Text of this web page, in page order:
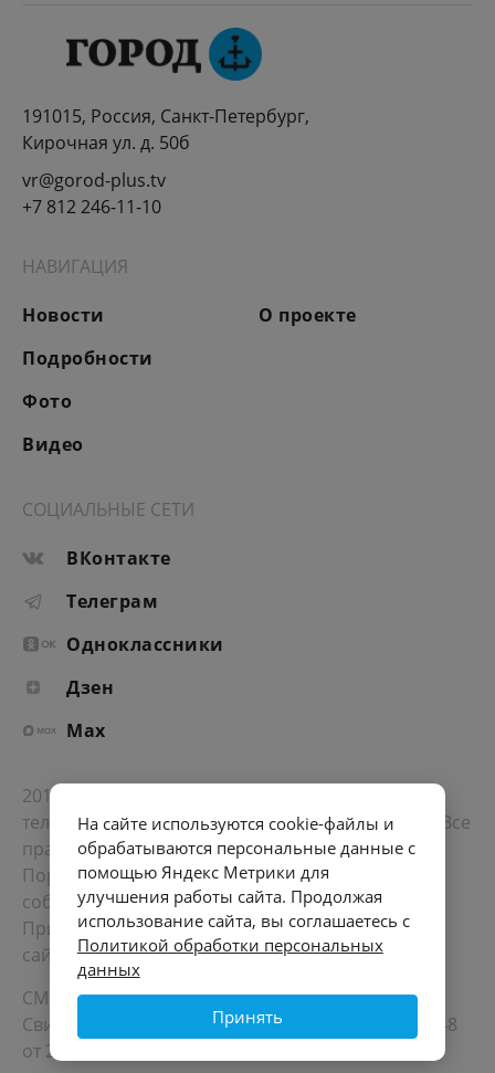
191015, Россия, Санкт-Петербург,
Кирочная ул. д. 50б
vr@gorod-plus.tv
+7 812 246-11-10
НАВИГАЦИЯ
Новости
Подробности
Фото
Видео
О проекте
СОЦИАЛЬНЫЕ СЕТИ
ВКонтакте
Телеграм
Одноклассники
Дзен
Max
2012-2026 © Портал «Электронное интернет-
телевидение правительства Санкт-Петербурга». Все
права защищены.
Портал Санкт-Петербурга- о его людях, жизни,
событиях, последних новостях.
При перепечатке материалов, прямая ссылка на
сайт обязательна. Возрастное ограничение 12+.
СМИ
Свидетельство Роскомнадзора ЭЛ № ФС 77 - 72748
от 22.05.2018
На сайте используются cookie-файлы и
обрабатываются персональные данные с
помощью Яндекс Метрики для
улучшения работы сайта. Продолжая
использование сайта, вы соглашаетесь с
Политикой обработки персональных
данных
Принять